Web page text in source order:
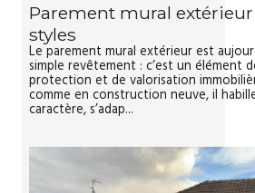
Parement mural
styles
Le parement mural extérieur est
simple revêtement : c’est un élément
protection et de valorisation
comme en construction neuve, il
caractère, s’adap...